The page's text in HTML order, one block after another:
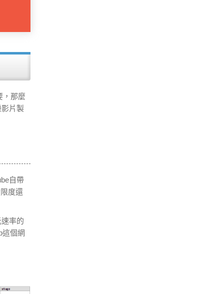
，那麼
片製
自帶
度還
率的
這個網